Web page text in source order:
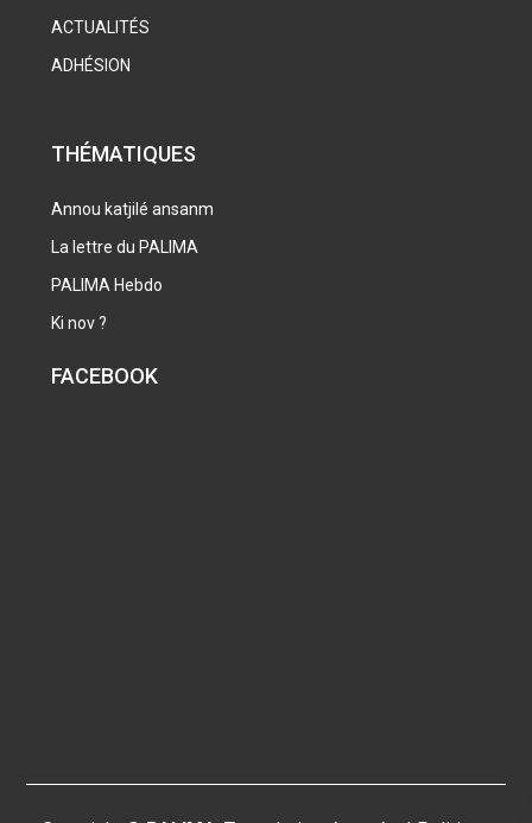
ACTUALITÉS
ADHÉSION
THÉMATIQUES
Annou katjilé ansanm
La lettre du PALIMA
PALIMA Hebdo
Ki nov ?
FACEBOOK